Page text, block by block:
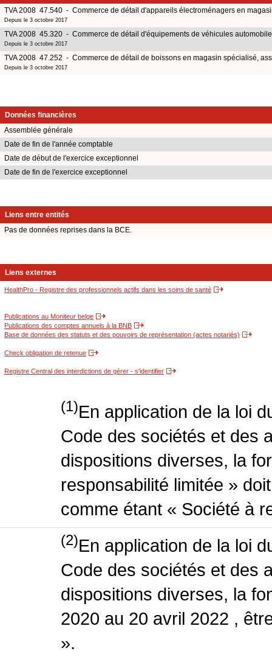
TVA 2008 47.540 - Commerce de détail d'appareils électroménagers en
Depuis le 3 octobre 2017
TVA 2008 45.320 - Commerce de détail d'équipements de véhicules
Depuis le 3 octobre 2017
TVA 2008 47.252 - Commerce de détail de boissons en magasin spécialisé,
Depuis le 3 octobre 2017
Données financières
Assemblée générale
Date de fin de l'année comptable
Date de début de l'exercice exceptionnel
Date de fin de l'exercice exceptionnel
Liens entre entités
Pas de données reprises dans la BCE.
Liens externes
HealthPro - Registre des professionnels actifs dans les soins de santé
Publications au Moniteur belge
Publications des comptes annuels à la BNB
Base de données des statuts et des pouvoirs de représentation (actes notariés)
Check obligation de retenue
Registre Central des interdictions de gérer - s'identifier
(1)En application de la loi
Code des sociétés et des
dispositions diverses, la
responsabilité limitée »
comme étant « Société à
(2)En application de la loi
Code des sociétés et des
dispositions diverses, la
2020 au 20 avril 2022 ,
».